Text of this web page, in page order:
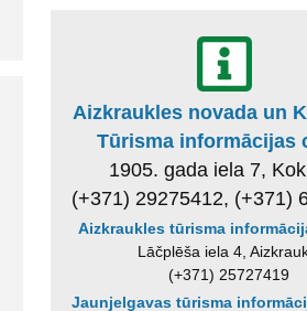
Aizkraukles novada un
Tūrisma informācijas
1905. gada iela 7,
(+371) 29275412, (+371)
Aizkraukles tūrisma
Lāčplēša iela 4,
(+371) 25727419
Jaunjelgavas tūrisma